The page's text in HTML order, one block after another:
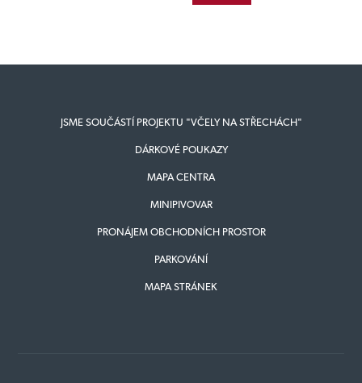
JSME SOUČÁSTÍ PROJEKTU "VČELY NA STŘECHÁCH"
DÁRKOVÉ POUKAZY
MAPA CENTRA
MINIPIVOVAR
PRONÁJEM OBCHODNÍCH PROSTOR
PARKOVÁNÍ
MAPA STRÁNEK